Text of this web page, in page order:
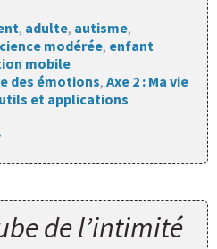
, adulte, autisme,
modérée, enfant
mobile
des émotions, Axe 2 : Ma vie
et applications
de l’intimité